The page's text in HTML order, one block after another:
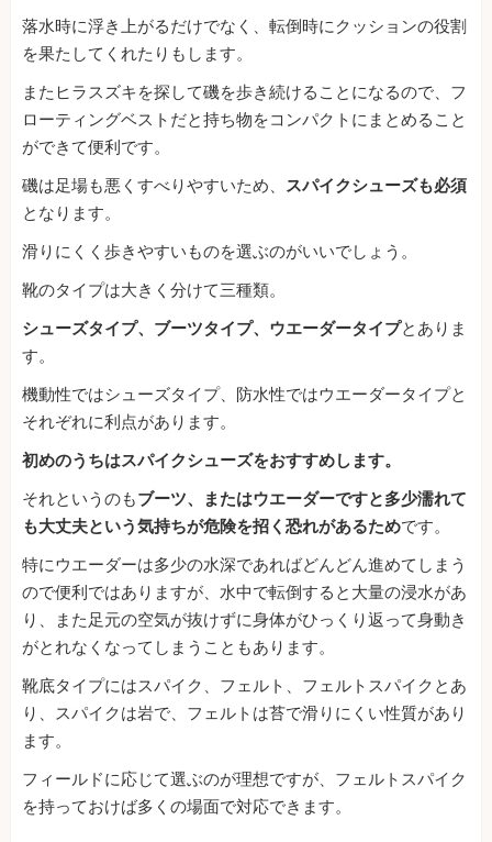
落水時に浮き上がるだけでなく、転倒時にクッションの役割
を果たしてくれたりもします。
またヒラスズキを探して磯を歩き続けることになるので、フ
ローティングベストだと持ち物をコンパクトにまとめること
ができて便利です。
磯は足場も悪くすべりやすいため、 スパイクシューズも必須
となります。
滑りにくく歩きやすいものを選ぶのがいいでしょう。
靴のタイプは大きく分けて三種類。
シューズタイプ、ブーツタイプ、ウエーダータイプとありま
す。
機動性ではシューズタイプ、防水性ではウエーダータイプと
それぞれに利点があります。
初めのうちはスパイクシューズをおすすめします。
それというのもブーツ、またはウエーダーですと多少濡れて
も大丈夫という気持ちが危険を招く恐れがあるためです。
特にウエーダーは多少の水深であればどんどん進めてしまう
ので便利ではありますが、水中で転倒すると大量の浸水があ
り、また足元の空気が抜けずに身体がひっくり返って身動き
がとれなくなってしまうこともあります。
靴底タイプにはスパイク、フェルト、フェルトスパイクとあ
り、スパイクは岩で、フェルトは苔で滑りにくい性質があり
ます。
フィールドに応じて選ぶのが理想ですが、フェルトスパイク
を持っておけば多くの場面で対応できます。